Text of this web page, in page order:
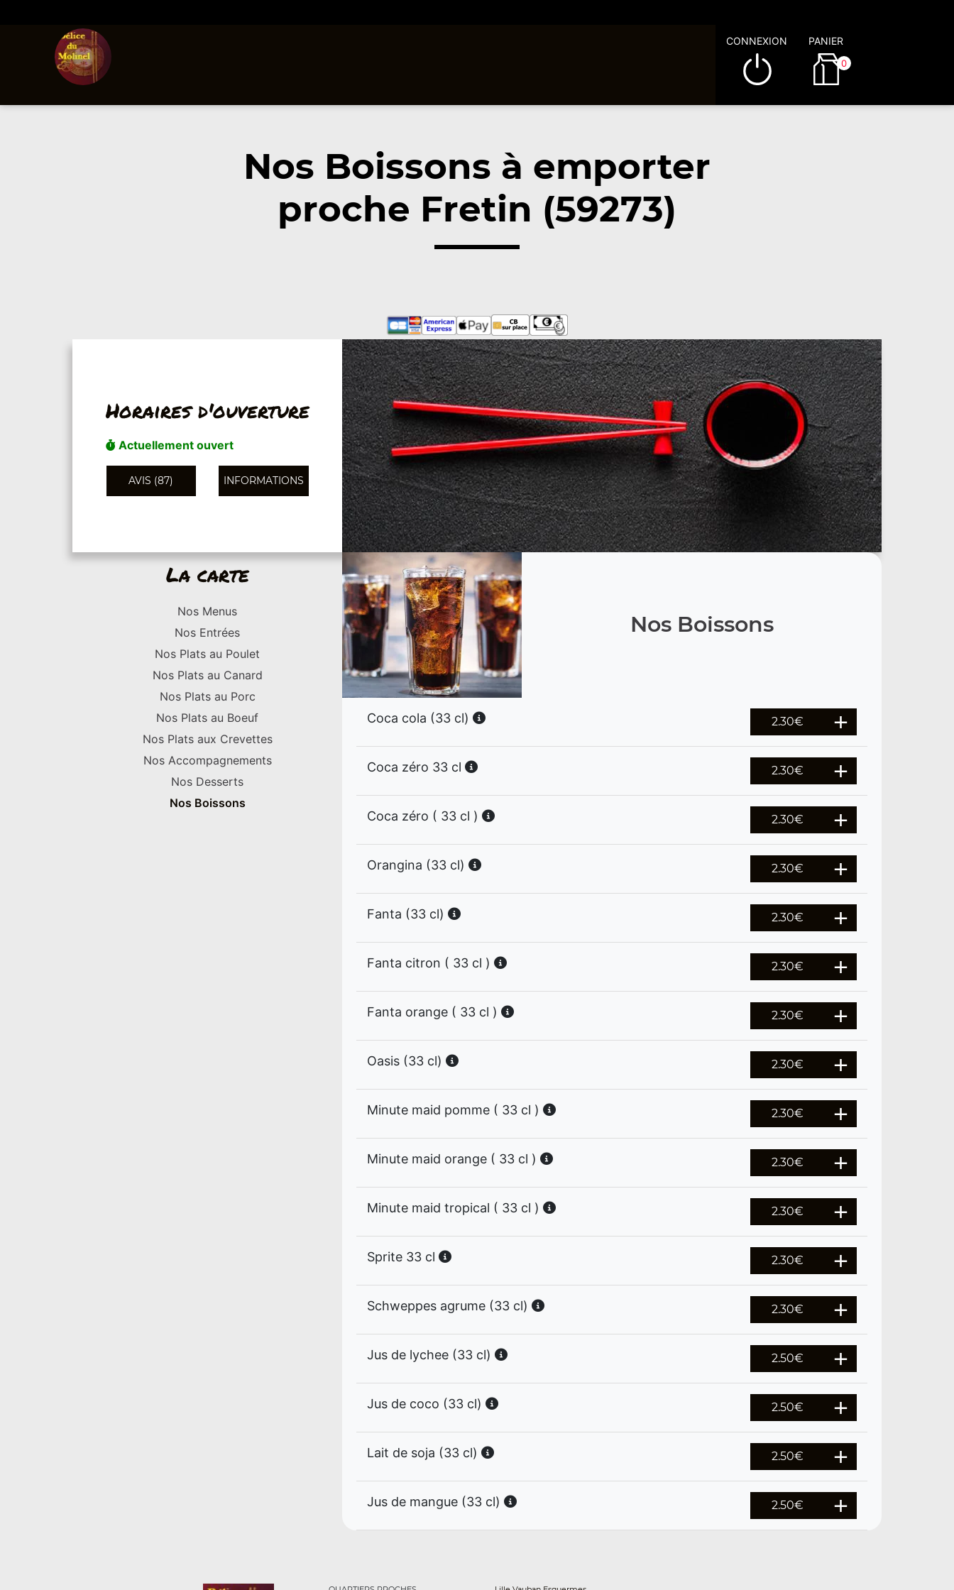
CONNEXION PANIER
0
Nos Boissons à emporter
proche Fretin (59273)
Horaires d'ouverture
Actuellement ouvert
AVIS (87) INFORMATIONS
La carte
Nos Menus
Nos Entrées
Nos Plats au Poulet
Nos Plats au Canard
Nos Plats au Porc
Nos Plats au Boeuf
Nos Plats aux Crevettes
Nos Accompagnements
Nos Desserts
Nos Boissons
Nos Boissons
Coca cola (33 cl) 2.30€
Coca zéro 33 cl 2.30€
Coca zéro ( 33 cl ) 2.30€
Orangina (33 cl) 2.30€
Fanta (33 cl) 2.30€
Fanta citron ( 33 cl ) 2.30€
Fanta orange ( 33 cl ) 2.30€
Oasis (33 cl) 2.30€
Minute maid pomme ( 33 cl ) 2.30€
Minute maid orange ( 33 cl ) 2.30€
Minute maid tropical ( 33 cl ) 2.30€
Sprite 33 cl 2.30€
Schweppes agrume (33 cl) 2.30€
Jus de lychee (33 cl) 2.50€
Jus de coco (33 cl) 2.50€
Lait de soja (33 cl) 2.50€
Jus de mangue (33 cl) 2.50€